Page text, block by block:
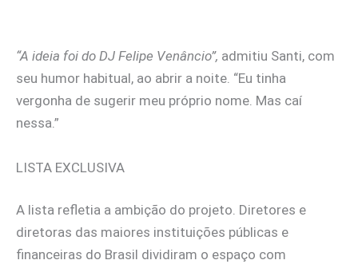
“A ideia foi do DJ Felipe Venâncio”, admitiu Santi, com
seu humor habitual, ao abrir a noite. “Eu tinha
vergonha de sugerir meu próprio nome. Mas caí
nessa.”
LISTA EXCLUSIVA
A lista refletia a ambição do projeto. Diretores e
diretoras das maiores instituições públicas e
financeiras do Brasil dividiram o espaço com